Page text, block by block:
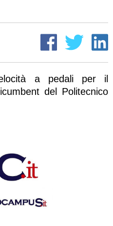
a pedali per il
del Politecnico